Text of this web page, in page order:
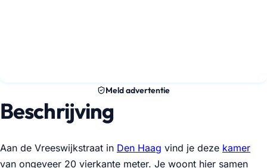
Meld advertentie
Beschrijving
Aan de Vreeswijkstraat in Den Haag vind je deze kamer
van ongeveer 20 vierkante meter. Je woont hier samen